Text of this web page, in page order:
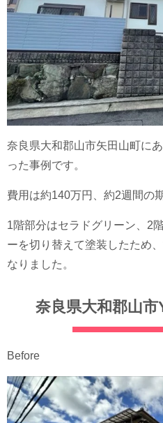
奈良県大和郡山市矢田山町に
った事例です。
費用は約140万円、約2週間の
1階部分はセラドグリーン、2
ーを切り替えて塗装したため
なりました。
奈良県大和郡山市
Before